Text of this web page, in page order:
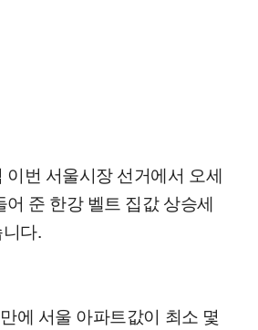
이번 서울시장 선거에서 오세
어 준 한강 벨트 집값 상승세
다.
에 서울 아파트값이 최소 몇